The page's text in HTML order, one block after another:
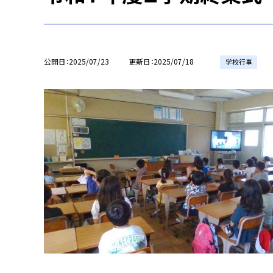
公開日 2025/07/23 更新日 2025/07/18 学校行事